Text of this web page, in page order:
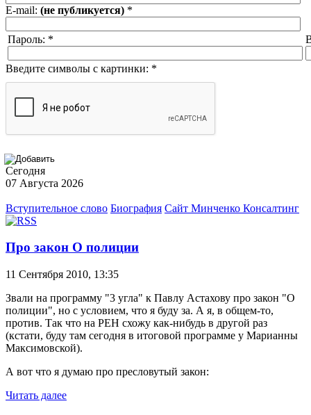
E-mail: (не публикуется) *
Пароль: *
Введите символы с картинки: *
Сегодня
07 Августа 2026
Вступительное слово Биография Сайт Минченко Консалтинг
Про закон О полиции
11 Сентября 2010, 13:35
Звали на программу "3 угла" к Павлу Астахову про закон "О
полиции", но с условием, что я буду за. А я, в общем-то,
против. Так что на РЕН схожу как-нибудь в другой раз
(кстати, буду там сегодня в итоговой программе у Марианны
Максимовской).
А вот что я думаю про пресловутый закон:
Читать далее